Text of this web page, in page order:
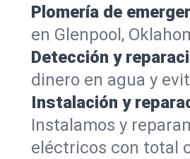
Plomería de
en Glenpool,
Detección y
dinero en agua y
Instalación y
Instalamos y
eléctricos con total